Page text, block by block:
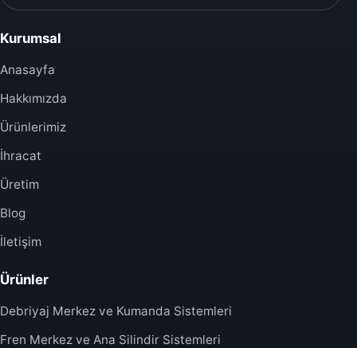
Kurumsal
Anasayfa
Hakkımızda
Ürünlerimiz
İhracat
Üretim
Blog
İletişim
Ürünler
Debriyaj Merkez ve Kumanda Sistemleri
Fren Merkez ve Ana Silindir Sistemleri